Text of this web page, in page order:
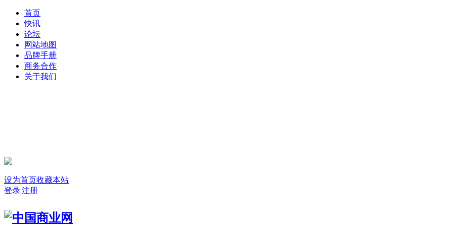
首页
快讯
论坛
网站地图
品牌手册
商务合作
关于我们
设为首页收藏本站
登录|注册